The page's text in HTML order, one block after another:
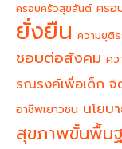
ครอบครัวสุขสันต์ ครอ
ยั่งยืน ความยุติ
ชอบต่อสังคม คว
รณรงค์เพื่อเด็ก จิ
อาชีพเยาวชน นโยบ
สุขภาพขั้นพื้น